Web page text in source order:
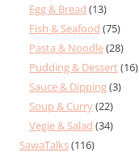
Egg & Bread (13)
Fish & Seafood (75)
Pasta & Noodle(28)
Pudding & Dessert(16)
Sauce & Dipping(3)
Soup & Curry(22)
Vegie & Salad (34)
SawaTalks(116)